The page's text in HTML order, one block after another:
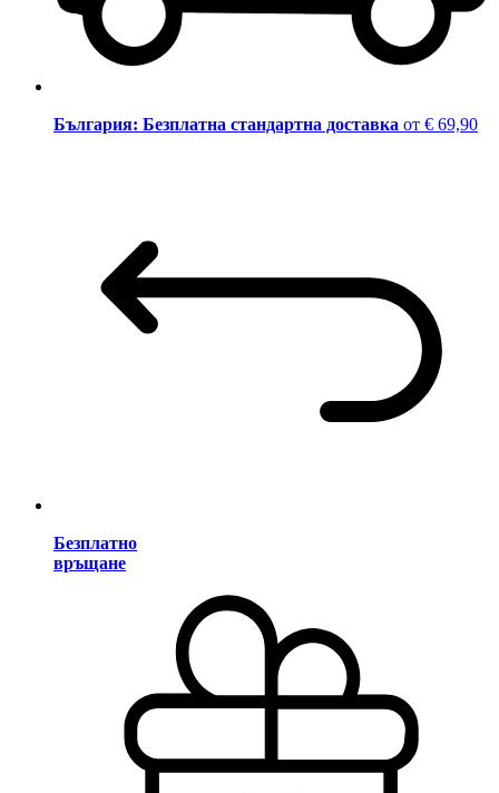
България: Безплатна стандартна доставка от € 69,90
Безплатно
връщане